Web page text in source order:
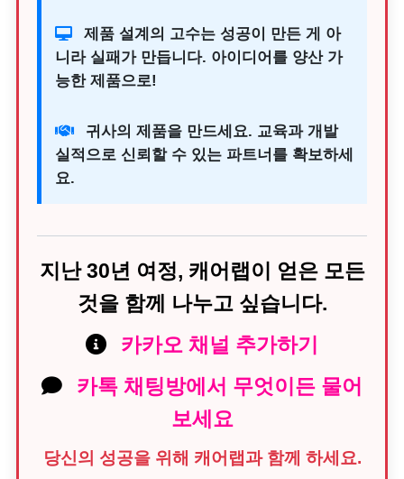
제품 설계의 고수는 성공이 만든 게 아
니라 실패가 만듭니다. 아이디어를 양산 가
능한 제품으로!
귀사의 제품을 만드세요. 교육과 개발
실적으로 신뢰할 수 있는 파트너를 확보하세
요.
지난 30년 여정, 캐어랩이 얻은 모든
것을 함께 나누고 싶습니다.
카카오 채널 추가하기
카톡 채팅방에서 무엇이든 물어
보세요
당신의 성공을 위해 캐어랩과 함께 하세요.